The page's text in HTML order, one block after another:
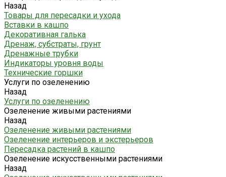
Назад
Товары для пересадки и ухода
Вставки в кашпо
Декоративная галька
Дренаж, субстраты, грунт
Дренажные трубки
Индикаторы уровня воды
Технические горшки
Услуги по озеленению
Назад
Услуги по озеленению
Озеленение живыми растениями
Назад
Озеленение живыми растениями
Озеленение интерьеров и экстерьеров
Пересадка растений в кашпо
Озеленение искусственными растениями
Назад